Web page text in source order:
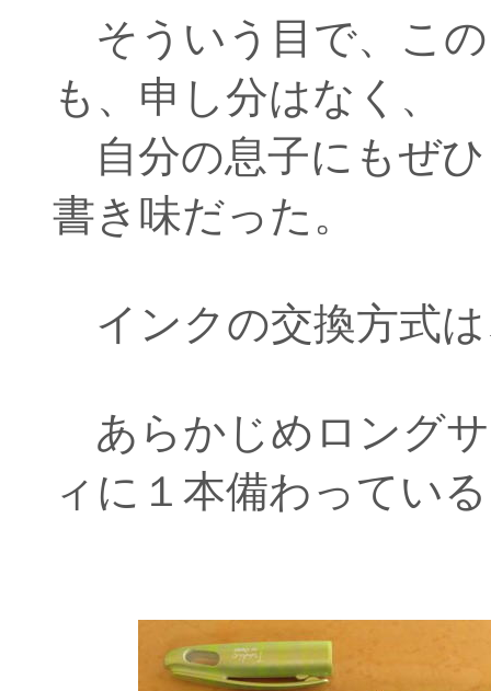
そういう目で、こ
も、申し分はなく、
自分の息子にもぜ
書き味だった。
インクの交換方式
あらかじめロング
ィに１本備わってい